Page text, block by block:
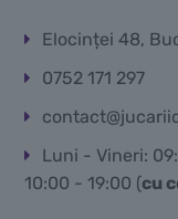
Elocinței 48,
0752 171 297
Luni - Vineri:
10:00 - 19:00 (cu